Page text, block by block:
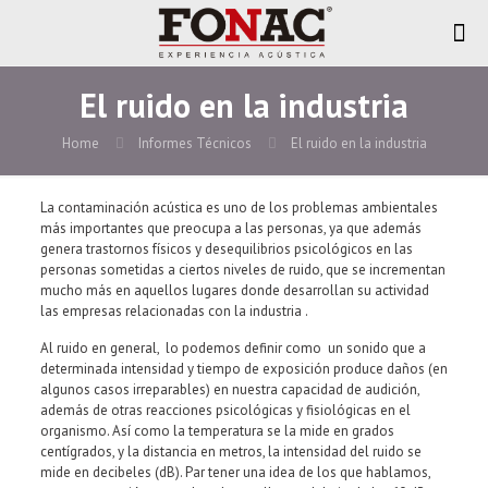
El ruido en la industria
Home Informes Técnicos El ruido en la industria
La contaminación acústica es uno de los problemas ambientales
más importantes que preocupa a las personas, ya que además
genera trastornos físicos y desequilibrios psicológicos en las
personas sometidas a ciertos niveles de ruido, que se incrementan
mucho más en aquellos lugares donde desarrollan su actividad
las empresas relacionadas con la industria .
Al ruido en general, lo podemos definir como un sonido que a
determinada intensidad y tiempo de exposición produce daños (en
algunos casos irreparables) en nuestra capacidad de audición,
además de otras reacciones psicológicas y fisiológicas en el
organismo. Así como la temperatura se la mide en grados
centígrados, y la distancia en metros, la intensidad del ruido se
mide en decibeles (dB). Par tener una idea de los que hablamos,